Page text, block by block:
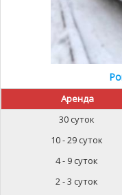
Аренда
30 суток
10 - 29 суток
4 - 9 суток
2 - 3 суток